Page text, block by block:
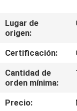
VR
SHOW
SOBRE
NOSOTROS
Lugar de
origen:
Certificación:
Cantidad de
orden mínima:
Precio: